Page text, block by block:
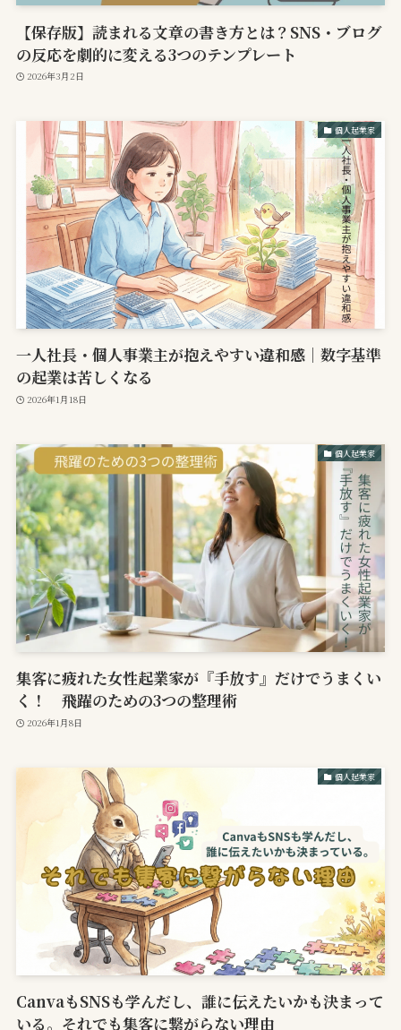
【保存版】読まれる文章の書き方とは？SNS・ブログ
の反応を劇的に変える3つのテンプレート
2026年3月2日
個人起業家
一人社長・個人事業主が抱えやすい違和感｜数字基準
の起業は苦しくなる
2026年1月18日
個人起業家
集客に疲れた女性起業家が『手放す』だけでうまくい
く！ 飛躍のための3つの整理術
2026年1月8日
個人起業家
CanvaもSNSも学んだし、誰に伝えたいかも決まって
いる。それでも集客に繋がらない理由